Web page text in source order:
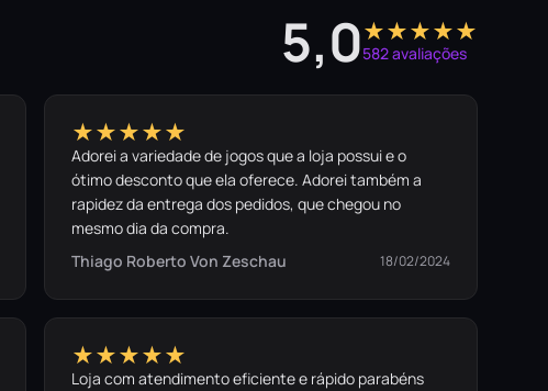
5,0★★★★★
582 avaliações
★★★★★
Adorei a variedade de jogos que a loja possui e o
ótimo desconto que ela oferece. Adorei também a
rapidez da entrega dos pedidos, que chegou no
mesmo dia da compra.
Thiago Roberto Von Zeschau
18/02/2024
★★★★★
Loja com atendimento eficiente e rápido parabéns